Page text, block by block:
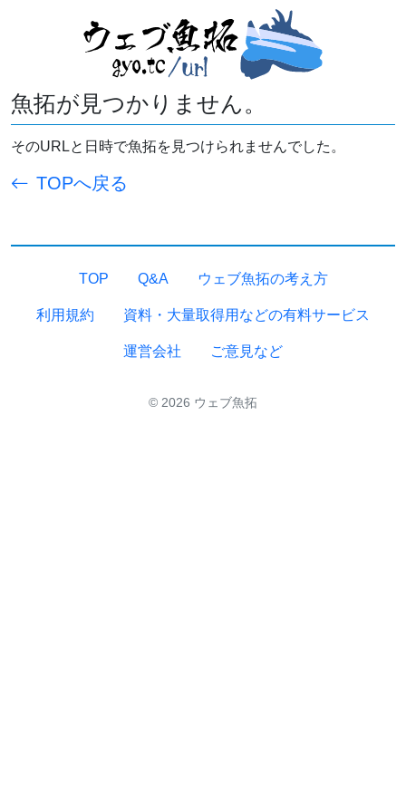
魚拓が見つかりません。
そのURLと日時で魚拓を見つけられませんでした。
TOPへ戻る
TOP Q&A ウェブ魚拓の考え方
利用規約 資料・大量取得用などの有料サービス
運営会社 ご意見など
© 2026 ウェブ魚拓